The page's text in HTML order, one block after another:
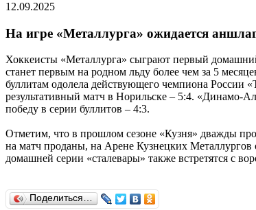
12.09.2025
На игре «Металлурга» ожидается
Хоккеисты «Металлурга» сыграют первый
станет первым на родном льду более чем за 5
буллитам одолела действующего чемпиона России
результативный матч в Норильске – 5:4. «Динамо-
победу в серии буллитов – 4:3.
Отметим, что в прошлом сезоне «Кузня» дважды
на матч проданы, на Арене Кузнецких Металлургов
домашней серии «сталевары» также встретятся с
Поделиться…